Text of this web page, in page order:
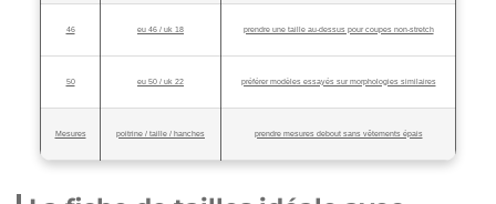
46 eu 46 / uk 18 prendre une taille au-dessus pour coupes non-stretch
50 eu 50 / uk 22 préférer modèles essayés sur morphologies similaires
Mesures poitrine / taille / hanches prendre mesures debout sans vêtements épais